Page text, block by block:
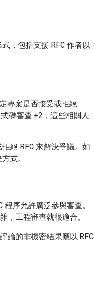
，包括支援 RFC 作者以
專案是否接受或拒絕
碼審查 +2，這些相關人
絕 RFC 來解決爭議。如
式。
序允許廣泛參與審查。
，工程審查就很適合。
論的非機密結果應以 RFC